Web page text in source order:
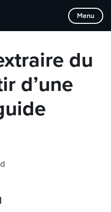
Menu
du
d’une